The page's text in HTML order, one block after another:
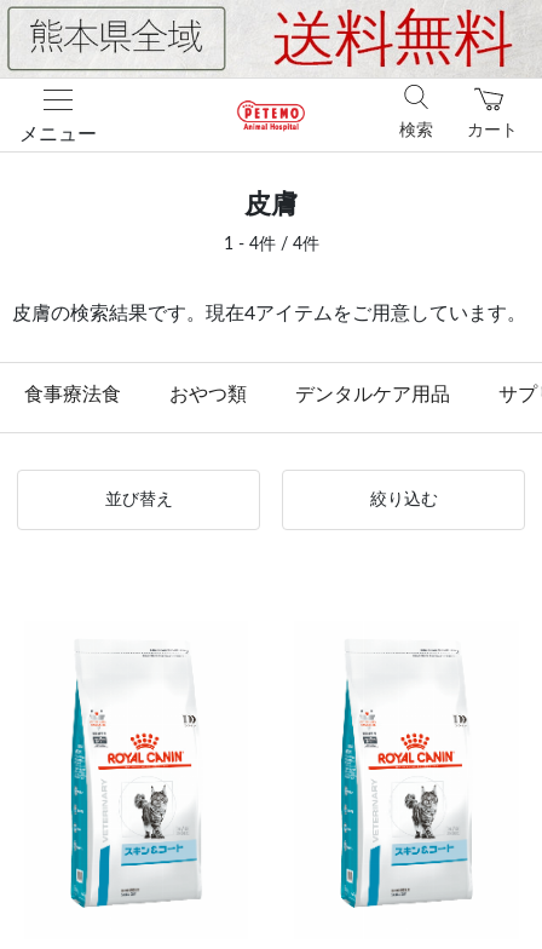
メニュー カート
検索
皮膚
1 - 4件 / 4件
皮膚の検索結果です。現在4アイテムをご用意しています。
食事療法食 おやつ類 デンタルケア用品 サプ
並び替え 絞り込む